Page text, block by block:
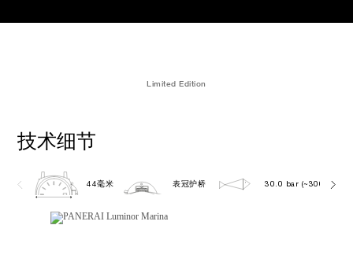
Limited Edition
技术细节
44毫米 表冠护桥 30.0 bar (~300.0